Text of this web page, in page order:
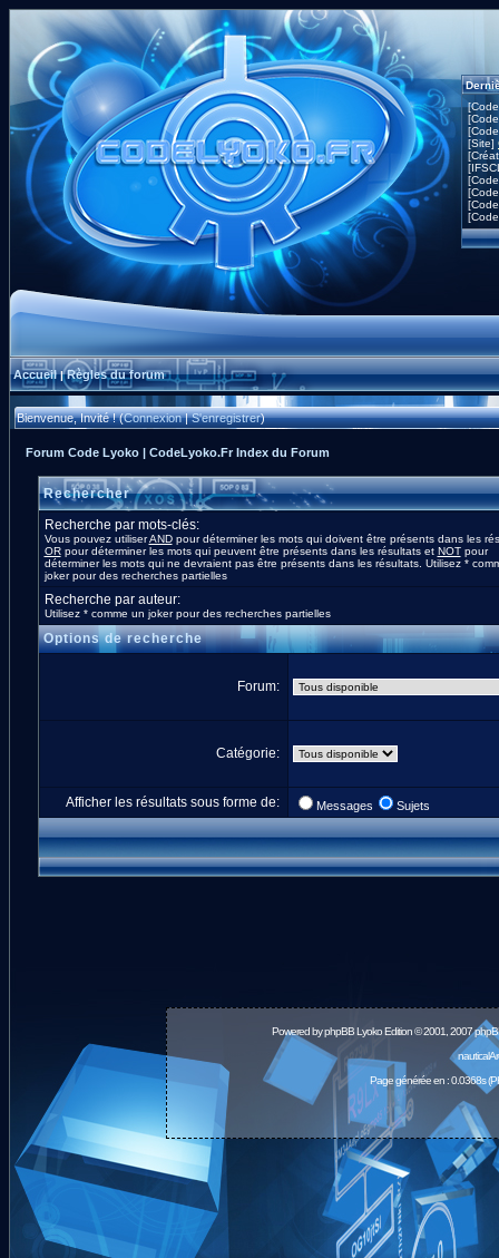
[Site]
Accueil|Règles du forum
Bienvenue, Invité ! (Connexion|S'enregistrer)
Forum Code Lyoko | CodeLyoko.Fr Index du Forum
Rechercher
Recherche par mots-clés:
Vous pouvez utiliserANDpour déterminer les mots qui doivent être présents dans les
ORpour déterminer les mots qui peuvent être présents dans les résultats et NOTpour
déterminer les mots qui ne devraient pas être présents dans les résultats. Utilisez *
joker pour des recherches partielles
Recherche par auteur:
Utilisez * comme un joker pour des recherches partielles
Options de recherche
Forum:
Catégorie:
Afficher les résultats sous forme de: Messages Sujets
Powered byphpBBLyoko Edition © 2001, 2007
Page générée en : 0.0368s